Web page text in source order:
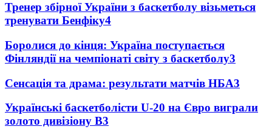
Тренер збірної України з баскетболу візьметься
тренувати Бенфіку4
Боролися до кінця: Україна поступається
Фінляндії на чемпіонаті світу з баскетболу3
Сенсація та драма: результати матчів НБА3
Українські баскетболісти U-20 на Євро виграли
золото дивізіону В3